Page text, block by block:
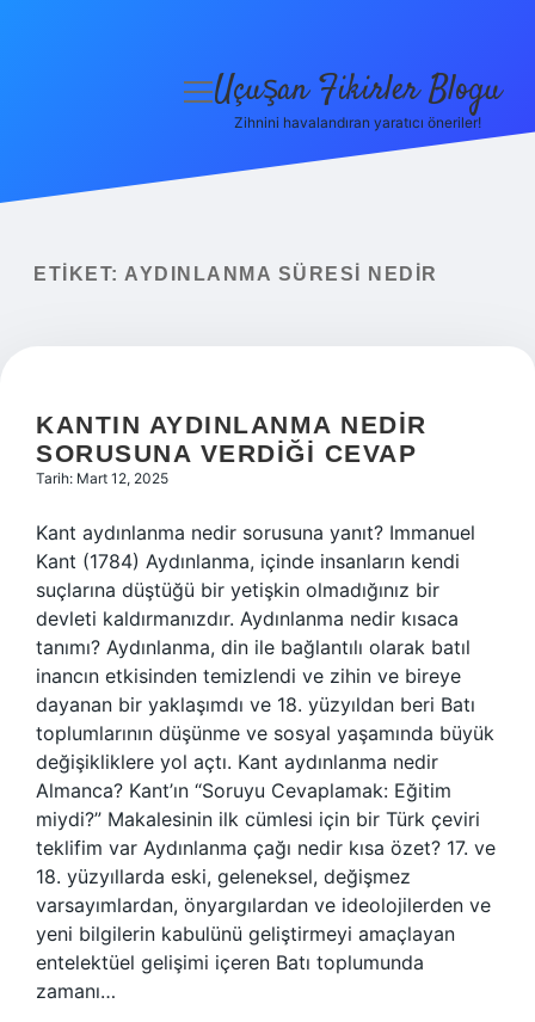
Yasal Uyarı
menüyü
Uçuşan Fikirler Blogu
Zihnini havalandıran yaratıcı öneriler!
ETIKET: AYDINLANMA SÜRESI NEDIR
KANTIN AYDINLANMA NEDIR
SORUSUNA VERDIĞI CEVAP
Tarih: Mart 12, 2025
Kant aydınlanma nedir sorusuna yanıt? Immanuel
Kant (1784) Aydınlanma, içinde insanların kendi
suçlarına düştüğü bir yetişkin olmadığınız bir
devleti kaldırmanızdır. Aydınlanma nedir kısaca
tanımı? Aydınlanma, din ile bağlantılı olarak batıl
inancın etkisinden temizlendi ve zihin ve bireye
dayanan bir yaklaşımdı ve 18. yüzyıldan beri Batı
toplumlarının düşünme ve sosyal yaşamında büyük
değişikliklere yol açtı. Kant aydınlanma nedir
Almanca? Kant’ın “Soruyu Cevaplamak: Eğitim
miydi?” Makalesinin ilk cümlesi için bir Türk çeviri
teklifim var Aydınlanma çağı nedir kısa özet? 17. ve
18. yüzyıllarda eski, geleneksel, değişmez
varsayımlardan, önyargılardan ve ideolojilerden ve
yeni bilgilerin kabulünü geliştirmeyi amaçlayan
entelektüel gelişimi içeren Batı toplumunda
zamanı…